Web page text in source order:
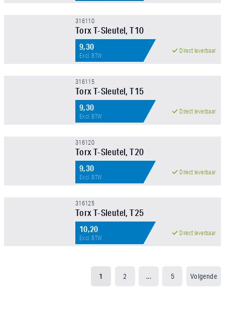
316110
Torx T-Sleutel, T10
9,30
Excl. BTW
Direct leverbaar
316115
Torx T-Sleutel, T15
9,30
Excl. BTW
Direct leverbaar
316120
Torx T-Sleutel, T20
9,30
Excl. BTW
Direct leverbaar
316125
Torx T-Sleutel, T25
10,20
Excl. BTW
Direct leverbaar
1 2 ... 5 Volgende